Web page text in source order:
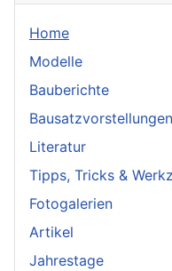
Home
Modelle
Bauberichte
Bausatzvorstellungen
Literatur
Tipps, Tricks &
Fotogalerien
Artikel
Jahrestage